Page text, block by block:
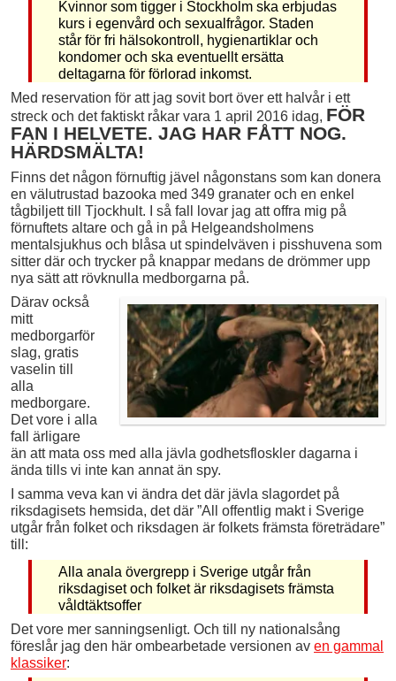
Kvinnor som tigger i Stockholm ska erbjudas
kurs i egenvård och sexualfrågor. Staden
står för fri hälsokontroll, hygien­artiklar och
kondomer och ska eventuellt ersätta
deltagarna för förlorad inkomst.
Med reservation för att jag sovit bort över ett halvår i ett
streck och det faktiskt råkar vara 1 april 2016 idag, FÖR
FAN I HELVETE. JAG HAR FÅTT NOG.
HÄRDSMÄLTA!
Finns det någon förnuftig jävel någonstans som kan donera
en välutrustad bazooka med 349 granater och en enkel
tågbiljett till Tjockhult. I så fall lovar jag att offra mig på
förnuftets altare och gå in på Helgeandsholmens
mentalsjukhus och blåsa ut spindelväven i pisshuvena som
sitter där och trycker på knappar medans de drömmer upp
nya sätt att rövknulla medborgarna på.
Därav också
mitt
medborgarför
slag, gratis
vaselin till
alla
medborgare.
Det vore i alla
fall ärligare
än att mata oss med alla jävla godhetsfloskler dagarna i
ända tills vi inte kan annat än spy.
I samma veva kan vi ändra det där jävla slagordet på
riksdagisets hemsida, det där ”All offentlig makt i Sverige
utgår från folket och riksdagen är folkets främsta företrädare”
till:
Alla anala övergrepp i Sverige utgår från
riksdagiset och folket är riksdagisets främsta
våldtäktsoffer
Det vore mer sanningsenligt. Och till ny nationalsång
föreslår jag den här ombearbetade versionen av en gammal
klassiker: